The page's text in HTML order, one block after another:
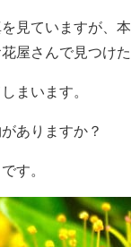
見ていますが、
屋さんで見つけた
まいます。
ありますか？
す。